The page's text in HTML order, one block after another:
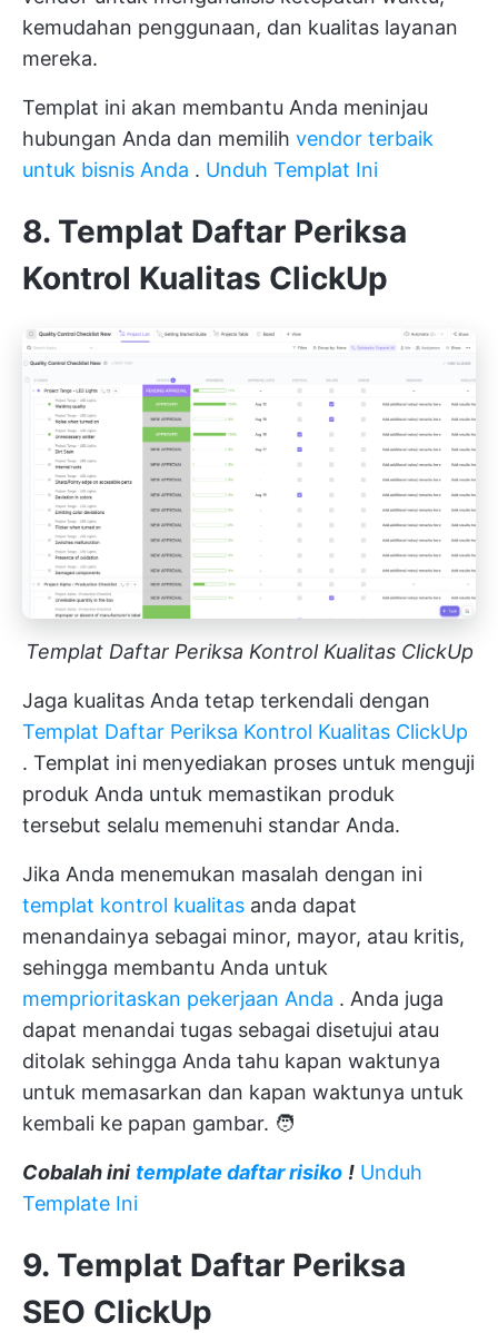
kemudahan penggunaan, dan kualitas layanan
mereka.
Templat ini akan membantu Anda meninjau
hubungan Anda dan memilih vendor terbaik
untuk bisnis Anda . Unduh Templat Ini
8. Templat Daftar Periksa
Kontrol Kualitas ClickUp
Templat Daftar Periksa Kontrol Kualitas ClickUp
Jaga kualitas Anda tetap terkendali dengan
Templat Daftar Periksa Kontrol Kualitas ClickUp
. Templat ini menyediakan proses untuk menguji
produk Anda untuk memastikan produk
tersebut selalu memenuhi standar Anda.
Jika Anda menemukan masalah dengan ini
templat kontrol kualitas anda dapat
menandainya sebagai minor, mayor, atau kritis,
sehingga membantu Anda untuk
memprioritaskan pekerjaan Anda . Anda juga
dapat menandai tugas sebagai disetujui atau
ditolak sehingga Anda tahu kapan waktunya
untuk memasarkan dan kapan waktunya untuk
kembali ke papan gambar. 🧑
Cobalah ini template daftar risiko ! Unduh
Template Ini
9. Templat Daftar Periksa
SEO ClickUp